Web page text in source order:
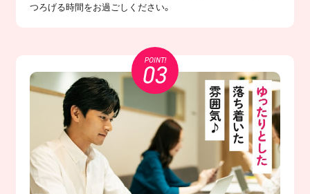
つろげる時間をお過ごしください。